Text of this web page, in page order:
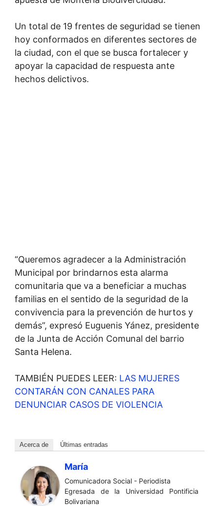
Un total de 19 frentes de seguridad se tienen
hoy conformados en diferentes sectores de
la ciudad, con el que se busca fortalecer y
apoyar la capacidad de respuesta ante
hechos delictivos.
“Queremos agradecer a la Administración
Municipal por brindarnos esta alarma
comunitaria que va a beneficiar a muchas
familias en el sentido de la seguridad de la
convivencia para la prevención de hurtos y
demás”, expresó Euguenis Yánez, presidente
de la Junta de Acción Comunal del barrio
Santa Helena.
TAMBIÉN PUEDES LEER: LAS MUJERES
CONTARÁN CON CANALES PARA
DENUNCIAR CASOS DE VIOLENCIA
Acerca de Últimas entradas
María
Comunicadora Social - Periodista
Egresada de la Universidad Pontificia
Bolivariana